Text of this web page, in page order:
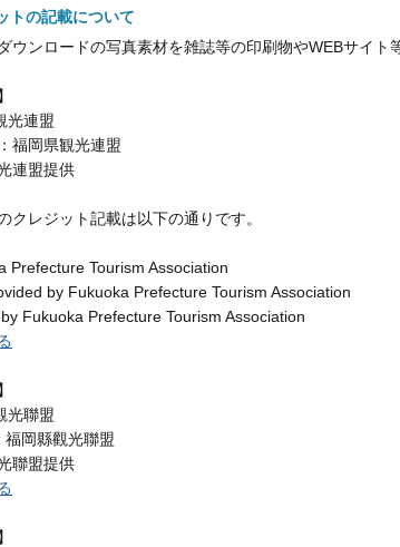
トの記載について
ウンロードの写真素材を雑誌等の印刷物やWEBサイ
光連盟
福岡県観光連盟
連盟提供
クレジット記載は以下の通りです。
Prefecture Tourism Association
by Fukuoka Prefecture Tourism Association
Fukuoka Prefecture Tourism Association
光聯盟
福岡縣觀光聯盟
聯盟提供